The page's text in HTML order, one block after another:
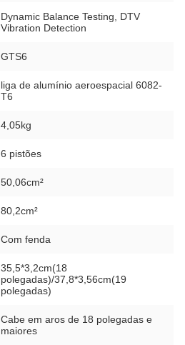
Dynamic Balance Testing, DTV
Vibration Detection
GTS6
liga de alumínio aeroespacial 6082-
T6
4,05kg
6 pistões
50,06cm²
80,2cm²
Com fenda
35,5*3,2cm(18
polegadas)/37,8*3,56cm(19
polegadas)
Cabe em aros de 18 polegadas e
maiores